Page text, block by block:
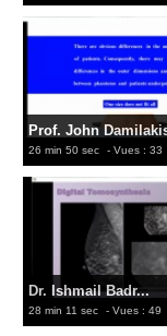
Prof. John
26 min 50 sec - Vues : 33
Dr. Ishmail Badr...
28 min 11 sec - Vues : 49